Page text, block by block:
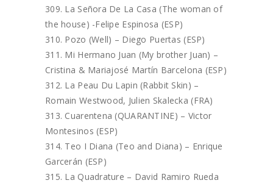
La Señora De La Casa (The woman of
the house) -Felipe Espinosa (ESP)
Pozo (Well) – Diego Puertas (ESP)
Mi Hermano Juan (My brother Juan) –
Cristina & Mariajosé Martín Barcelona (ESP)
La Peau Du Lapin (Rabbit Skin) –
Romain Westwood, Julien Skalecka (FRA)
Cuarentena (QUARANTINE) – Victor
Montesinos (ESP)
Teo I Diana (Teo and Diana) – Enrique
Garcerán (ESP)
La Quadrature – David Ramiro Rueda